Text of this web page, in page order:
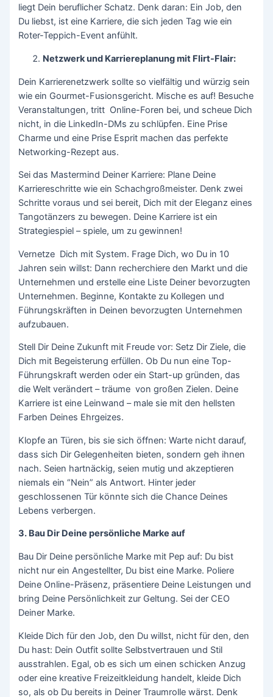
liegt Dein beruflicher Schatz. Denk daran: Ein Job, den
Du liebst, ist eine Karriere, die sich jeden Tag wie ein
Roter-Teppich-Event anfühlt.
Netzwerk und Karriereplanung mit Flirt-Flair:
Dein Karrierenetzwerk sollte so vielfältig und würzig sein
wie ein Gourmet-Fusionsgericht. Mische es auf! Besuche
Veranstaltungen, tritt Online-Foren bei, und scheue Dich
nicht, in die LinkedIn-DMs zu schlüpfen. Eine Prise
Charme und eine Prise Esprit machen das perfekte
Networking-Rezept aus.
Sei das Mastermind Deiner Karriere: Plane Deine
Karriereschritte wie ein Schachgroßmeister. Denk zwei
Schritte voraus und sei bereit, Dich mit der Eleganz eines
Tangotänzers zu bewegen. Deine Karriere ist ein
Strategiespiel – spiele, um zu gewinnen!
Vernetze Dich mit System. Frage Dich, wo Du in 10
Jahren sein willst: Dann recherchiere den Markt und die
Unternehmen und erstelle eine Liste Deiner bevorzugten
Unternehmen. Beginne, Kontakte zu Kollegen und
Führungskräften in Deinen bevorzugten Unternehmen
aufzubauen.
Stell Dir Deine Zukunft mit Freude vor: Setz Dir Ziele, die
Dich mit Begeisterung erfüllen. Ob Du nun eine Top-
Führungskraft werden oder ein Start-up gründen, das
die Welt verändert – träume von großen Zielen. Deine
Karriere ist eine Leinwand – male sie mit den hellsten
Farben Deines Ehrgeizes.
Klopfe an Türen, bis sie sich öffnen: Warte nicht darauf,
dass sich Dir Gelegenheiten bieten, sondern geh ihnen
nach. Seien hartnäckig, seien mutig und akzeptieren
niemals ein “Nein” als Antwort. Hinter jeder
geschlossenen Tür könnte sich die Chance Deines
Lebens verbergen.
3. Bau Dir Deine persönliche Marke auf
Bau Dir Deine persönliche Marke mit Pep auf: Du bist
nicht nur ein Angestellter, Du bist eine Marke. Poliere
Deine Online-Präsenz, präsentiere Deine Leistungen und
bring Deine Persönlichkeit zur Geltung. Sei der CEO
Deiner Marke.
Kleide Dich für den Job, den Du willst, nicht für den, den
Du hast: Dein Outfit sollte Selbstvertrauen und Stil
ausstrahlen. Egal, ob es sich um einen schicken Anzug
oder eine kreative Freizeitkleidung handelt, kleide Dich
so, als ob Du bereits in Deiner Traumrolle wärst. Denk